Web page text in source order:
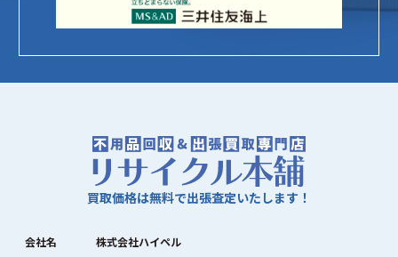
買取価格は無料で出張査定いたします！
会社名
株式会社ハイペル